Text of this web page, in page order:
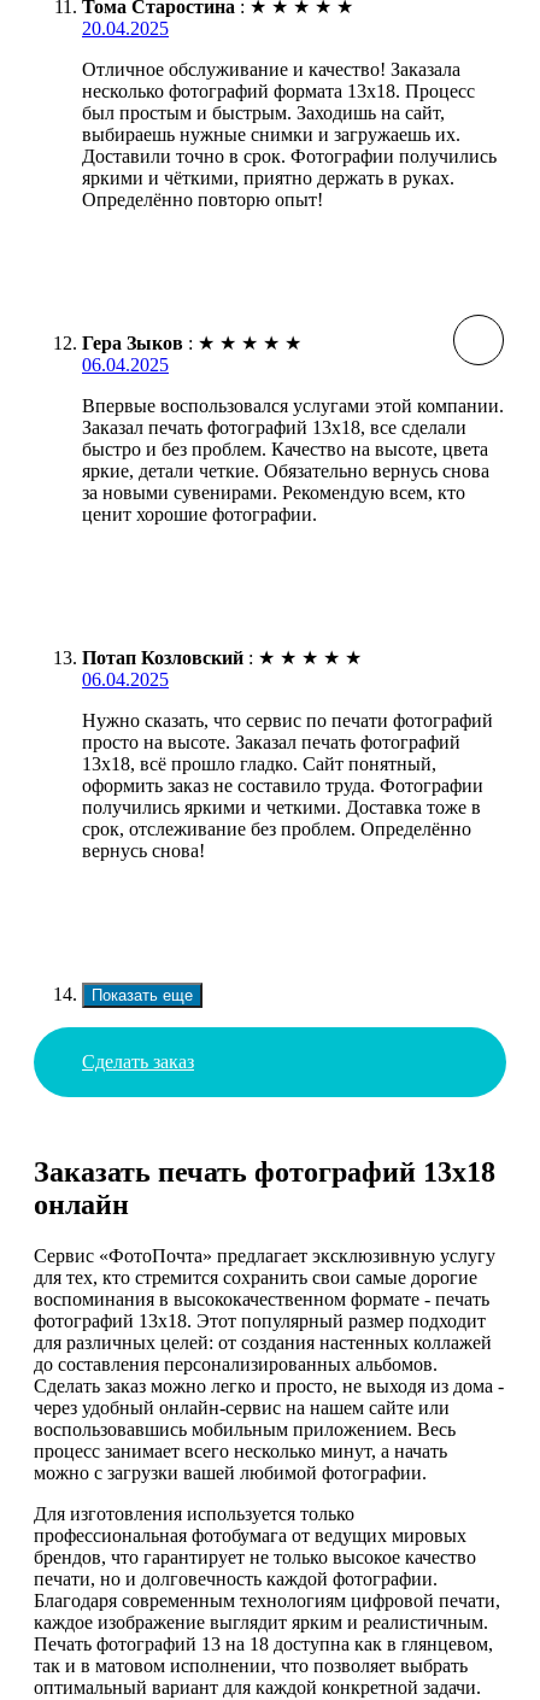
Тома Старостина : ★ ★ ★ ★ ★
20.04.2025
Отличное обслуживание и качество! Заказала
несколько фотографий формата 13х18. Процесс
был простым и быстрым. Заходишь на сайт,
выбираешь нужные снимки и загружаешь их.
Доставили точно в срок. Фотографии получились
яркими и чёткими, приятно держать в руках.
Определённо повторю опыт!
Гера Зыков : ★ ★ ★ ★ ★
06.04.2025
Впервые воспользовался услугами этой компании.
Заказал печать фотографий 13х18, все сделали
быстро и без проблем. Качество на высоте, цвета
яркие, детали четкие. Обязательно вернусь снова
за новыми сувенирами. Рекомендую всем, кто
ценит хорошие фотографии.
Потап Козловский : ★ ★ ★ ★ ★
06.04.2025
Нужно сказать, что сервис по печати фотографий
просто на высоте. Заказал печать фотографий
13х18, всё прошло гладко. Сайт понятный,
оформить заказ не составило труда. Фотографии
получились яркими и четкими. Доставка тоже в
срок, отслеживание без проблем. Определённо
вернусь снова!
Показать еще
Сделать заказ
Заказать печать фотографий 13х18
онлайн
Сервис «ФотоПочта» предлагает эксклюзивную услугу
для тех, кто стремится сохранить свои самые дорогие
воспоминания в высококачественном формате - печать
фотографий 13х18. Этот популярный размер подходит
для различных целей: от создания настенных коллажей
до составления персонализированных альбомов.
Сделать заказ можно легко и просто, не выходя из дома -
через удобный онлайн-сервис на нашем сайте или
воспользовавшись мобильным приложением. Весь
процесс занимает всего несколько минут, а начать
можно с загрузки вашей любимой фотографии.
Для изготовления используется только
профессиональная фотобумага от ведущих мировых
брендов, что гарантирует не только высокое качество
печати, но и долговечность каждой фотографии.
Благодаря современным технологиям цифровой печати,
каждое изображение выглядит ярким и реалистичным.
Печать фотографий 13 на 18 доступна как в глянцевом,
так и в матовом исполнении, что позволяет выбрать
оптимальный вариант для каждой конкретной задачи.